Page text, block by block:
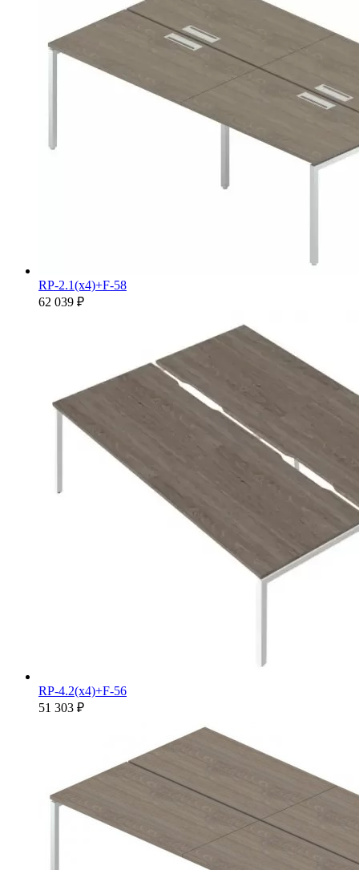
RP-2.1(x4)+F-58
62 039 ₽
RP-4.2(x4)+F-56
51 303 ₽